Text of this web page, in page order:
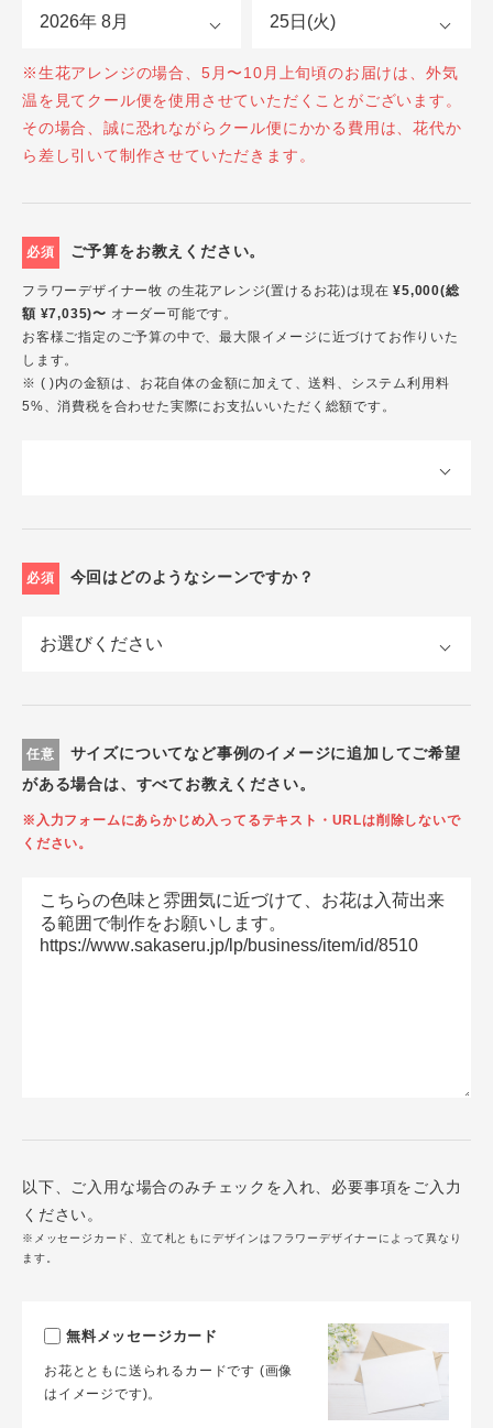
※生花アレンジの場合、5月〜10月上旬頃のお届けは、外気
温を見てクール便を使用させていただくことがございます。
その場合、誠に恐れながらクール便にかかる費用は、花代か
ら差し引いて制作させていただきます。
必須 ご予算をお教えください。
フラワーデザイナー牧 の生花アレンジ(置けるお花)は現在¥5,000(総
額 ¥7,035)〜 オーダー可能です。
お客様ご指定のご予算の中で、最大限イメージに近づけてお作りいた
します。
※ ( )内の金額は、お花自体の金額に加えて、送料、システム利用料
5%、消費税を合わせた実際にお支払いいただく総額です。
必須 今回はどのようなシーンですか？
任意
サイズについてなど事例のイメージに追加してご希望
がある場合は、すべてお教えください。
※入力フォームにあらかじめ入ってるテキスト・URLは削除しないで
ください。
以下、ご入用な場合のみチェックを入れ、必要事項をご入力
ください。
※メッセージカード、立て札ともにデザインはフラワーデザイナーによって異なり
ます。
無料メッセージカード
お花とともに送られるカードです (画像
はイメージです)。